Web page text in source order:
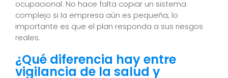
ocupacional. No hace falta copiar un sistema
complejo si la empresa aún es pequeña; lo
importante es que el plan responda a sus riesgos
reales.
¿Qué diferencia hay entre
vigilancia de la salud y